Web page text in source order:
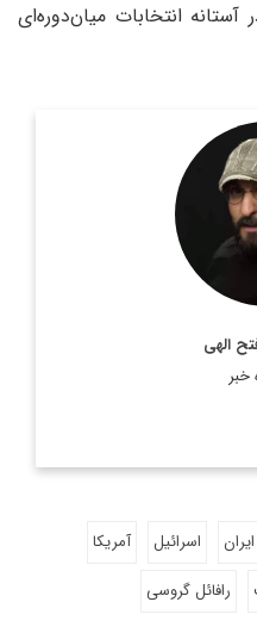
انتخابات میان‌دوره‌ای
الهی
خبر
نگاری سیاسی و عضو
ایرانی.
ایران اسرائیل
آمریکا
رافائل گروسی